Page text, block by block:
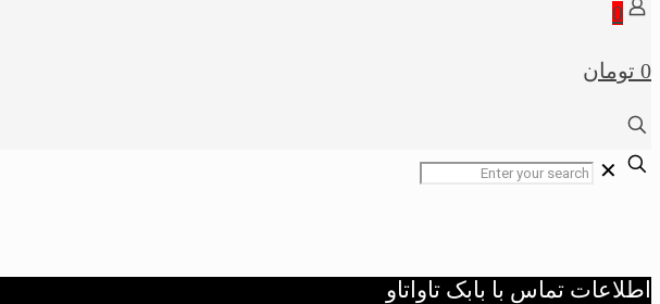
0
0 تومان
✕
اطلاعات تماس با بابک تاواتاو